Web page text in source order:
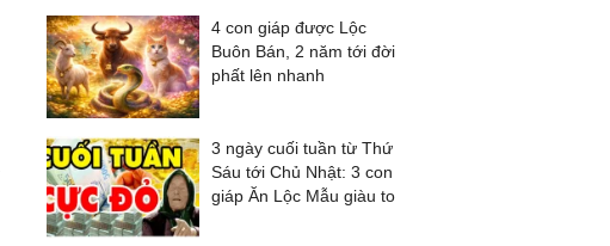
4 con giáp được Lộc
Buôn Bán, 2 năm tới đời
phất lên nhanh
3 ngày cuối tuần từ Thứ
Sáu tới Chủ Nhật: 3 con
giáp Ăn Lộc Mẫu giàu to